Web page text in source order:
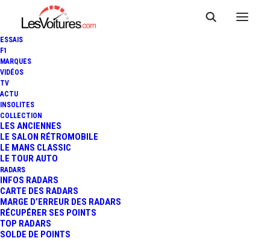
ESSAIS
F1
MARQUES
VIDÉOS
TV
ACTU
INSOLITES
COLLECTION
LES ANCIENNES
LE SALON RÉTROMOBILE
LE MANS CLASSIC
LE TOUR AUTO
RADARS
INFOS RADARS
CARTE DES RADARS
MARGE D’ERREUR DES RADARS
RÉCUPÉRER SES POINTS
TOP RADARS
SOLDE DE POINTS
2 juin 2017